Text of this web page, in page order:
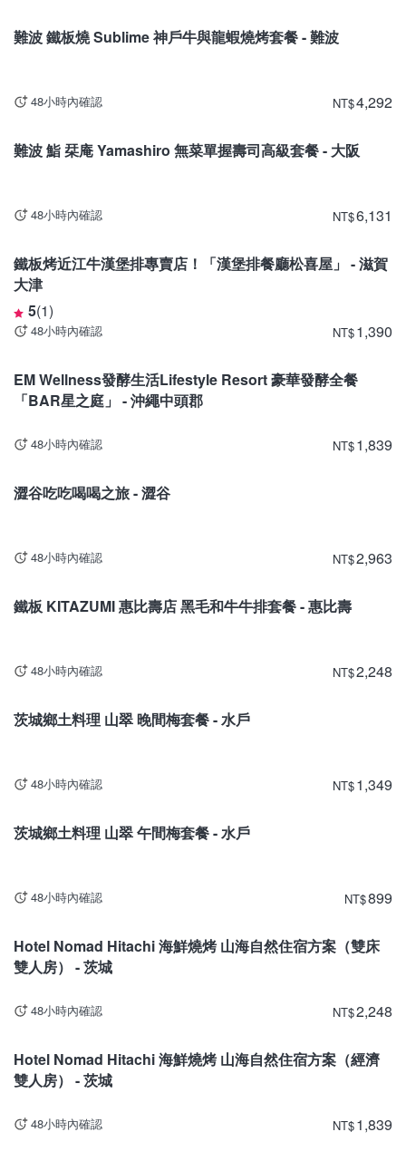
難波 鐵板燒 Sublime 神戶牛與龍蝦燒烤套餐 - 難波
48小時內確認 NT$4,292
難波 鮨 栞庵 Yamashiro 無菜單握壽司高級套餐 - 大阪
48小時內確認 NT$6,131
鐵板烤近江牛漢堡排專賣店！「漢堡排餐廳松喜屋」 - 滋賀
大津
5(1)
48小時內確認 NT$1,390
EM Wellness發酵生活Lifestyle Resort 豪華發酵全餐
「BAR星之庭」 - 沖繩中頭郡
48小時內確認 NT$1,839
澀谷吃吃喝喝之旅 - 澀谷
48小時內確認 NT$2,963
鐵板 KITAZUMI 惠比壽店 黑毛和牛牛排套餐 - 惠比壽
48小時內確認 NT$2,248
茨城鄉土料理 山翠 晚間梅套餐 - 水戶
48小時內確認 NT$1,349
茨城鄉土料理 山翠 午間梅套餐 - 水戶
48小時內確認 NT$899
Hotel Nomad Hitachi 海鮮燒烤 山海自然住宿方案（雙床
雙人房） - 茨城
48小時內確認 NT$2,248
Hotel Nomad Hitachi 海鮮燒烤 山海自然住宿方案（經濟
雙人房） - 茨城
48小時內確認 NT$1,839